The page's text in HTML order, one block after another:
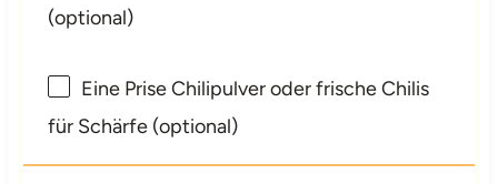
(optional)
Eine Prise Chilipulver oder frische Chilis
für Schärfe (optional)